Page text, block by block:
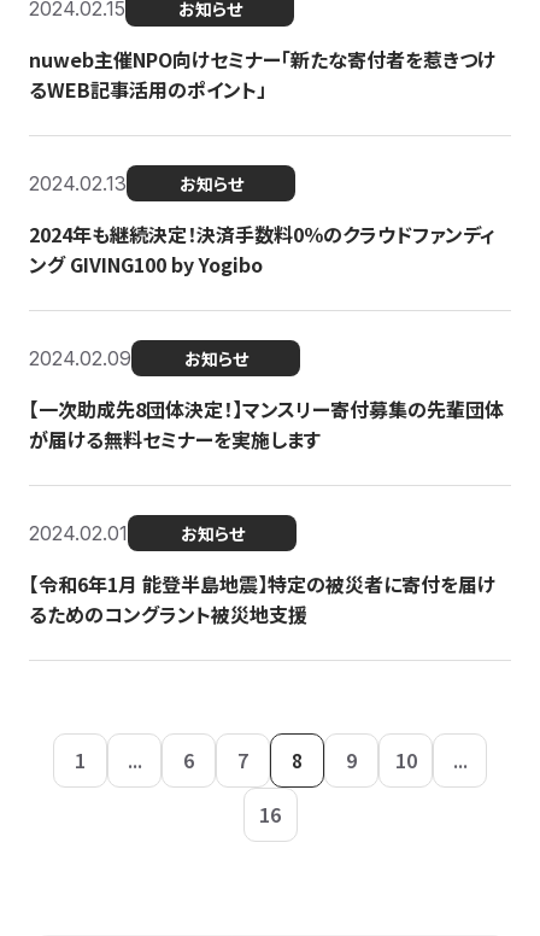
2024.02.15 お知らせ
nuweb主催NPO向けセミナー「新たな寄付者を惹きつけ
るWEB記事活用のポイント」
2024.02.13 お知らせ
2024年も継続決定！決済手数料0％のクラウドファンディ
ング GIVING100 by Yogibo
2024.02.09 お知らせ
【一次助成先8団体決定！】マンスリー寄付募集の先輩団体
が届ける無料セミナーを実施します
2024.02.01 お知らせ
【令和6年1月 能登半島地震】特定の被災者に寄付を届け
るためのコングラント被災地支援
1 ... 6 7 8 9 10
...
16